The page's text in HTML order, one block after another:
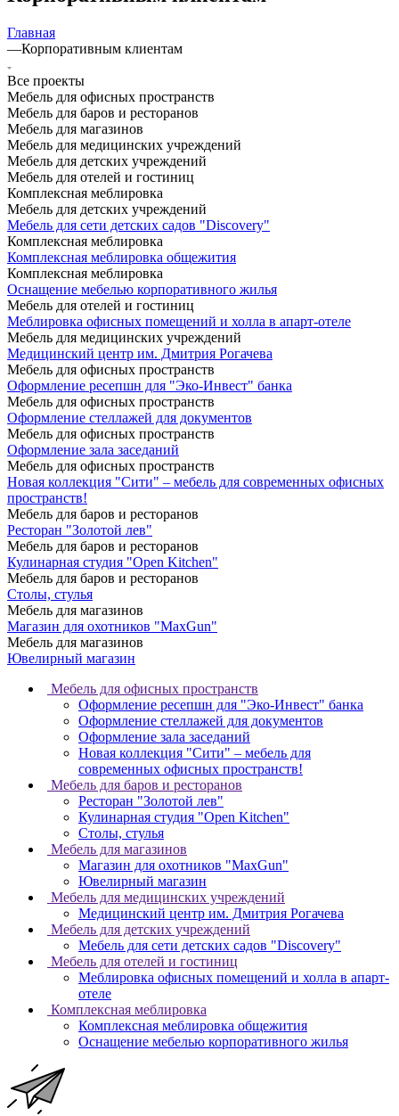
Главная
—Корпоративным клиентам
Все проекты
Мебель для офисных пространств
Мебель для баров и ресторанов
Мебель для магазинов
Мебель для медицинских учреждений
Мебель для детских учреждений
Мебель для отелей и гостиниц
Комплексная меблировка
Мебель для детских учреждений
Мебель для сети детских садов "Disсovery"
Комплексная меблировка
Комплексная меблировка общежития
Комплексная меблировка
Оснащение мебелью корпоративного жилья
Мебель для отелей и гостиниц
Меблировка офисных помещений и холла в апарт-отеле
Мебель для медицинских учреждений
Медицинский центр им. Дмитрия Рогачева
Мебель для офисных пространств
Оформление ресепшн для "Эко-Инвест" банка
Мебель для офисных пространств
Оформление стеллажей для документов
Мебель для офисных пространств
Оформление зала заседаний
Мебель для офисных пространств
Новая коллекция "Сити" – мебель для современных офисных
пространств!
Мебель для баров и ресторанов
Ресторан "Золотой лев"
Мебель для баров и ресторанов
Кулинарная студия "Open Kitchen"
Мебель для баров и ресторанов
Столы, стулья
Мебель для магазинов
Магазин для охотников "MaxGun"
Мебель для магазинов
Ювелирный магазин
Мебель для офисных пространств
Оформление ресепшн для "Эко-Инвест" банка
Оформление стеллажей для документов
Оформление зала заседаний
Новая коллекция "Сити" – мебель для
современных офисных пространств!
Мебель для баров и ресторанов
Ресторан "Золотой лев"
Кулинарная студия "Open Kitchen"
Столы, стулья
Мебель для магазинов
Магазин для охотников "MaxGun"
Ювелирный магазин
Мебель для медицинских учреждений
Медицинский центр им. Дмитрия Рогачева
Мебель для детских учреждений
Мебель для сети детских садов "Disсovery"
Мебель для отелей и гостиниц
Меблировка офисных помещений и холла в апарт-
отеле
Комплексная меблировка
Комплексная меблировка общежития
Оснащение мебелью корпоративного жилья